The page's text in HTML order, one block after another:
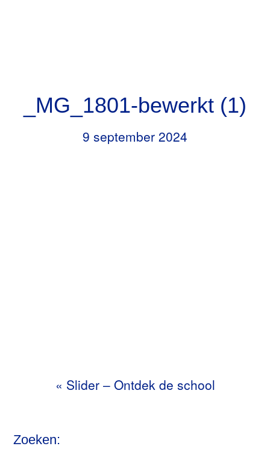
inhoud
_MG_1801-bewerkt (1)
9 september 2024
« Slider – Ontdek de school
Zoeken: